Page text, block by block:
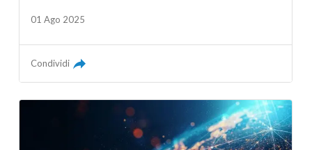
01 Ago 2025
Condividi